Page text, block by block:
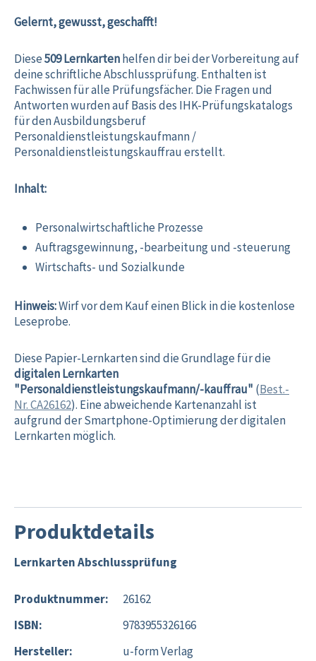
Gelernt, gewusst, geschafft!
Diese509 Lernkartenhelfen dir bei der Vorbereitung auf
deine schriftliche Abschlussprüfung. Enthalten ist
Fachwissen für alle Prüfungsfächer. Die Fragen und
Antworten wurden auf Basis des IHK-Prüfungskatalogs
für den Ausbildungsberuf
Personaldienstleistungskaufmann /
Personaldienstleistungskauffrau erstellt.
Inhalt:
Personalwirtschaftliche Prozesse
Auftragsgewinnung, -bearbeitung und -steuerung
Wirtschafts- und Sozialkunde
Hinweis:Wirf vor dem Kauf einen Blick in die kostenlose
Leseprobe.
Diese Papier-Lernkarten sind die Grundlage für die
digitalen Lernkarten
"Personaldienstleistungskaufmann/-kauffrau" (Best.-
Nr. CA26162). Eine abweichende Kartenanzahl ist
aufgrund der Smartphone-Optimierung der digitalen
Lernkarten möglich.
Produktdetails
Lernkarten Abschlussprüfung
Produktnummer:
ISBN:
Hersteller:
26162
9783955326166
u-form Verlag